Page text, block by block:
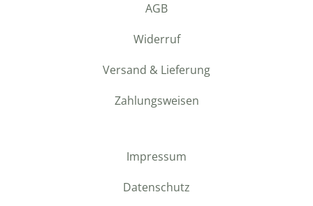
AGB
Widerruf
Versand & Lieferung
Zahlungsweisen
Impressum
Datenschutz